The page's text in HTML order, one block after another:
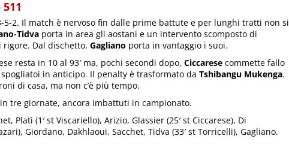
5-2. Il match è nervoso fin dalle prime battute e per lunghi tratti non si
Tidva porta in area gli aostani e un intervento scomposto di
Dal dischetto, Gagliano porta in vantaggio i suoi.
resta in 10 al 93′ ma, pochi secondi dopo, Ciccarese commette fallo
in anticipo. Il penalty è trasformato da Tshibangu Mukenga.
di casa, ma non c’è più tempo.
tre giornate, ancora imbattuti in campionato.
Platì (1′ st Viscariello), Arizio, Glassier (25′ st Ciccarese), Di
Giordano, Dakhlaoui, Sacchet, Tidva (33′ st Torricelli), Gagliano.